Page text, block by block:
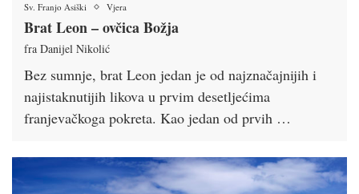
Sv. Franjo Asiški Vjera
Brat Leon – ovčica Božja
fra Danijel Nikolić
Bez sumnje, brat Leon jedan je od najznačajnijih i
najistaknutijih likova u prvim desetljećima
franjevačkoga pokreta. Kao jedan od prvih …